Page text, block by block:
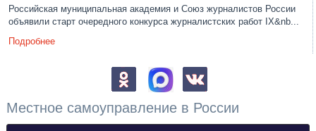
Российская муниципальная академия и Союз журналистов России
объявили старт очередного конкурса журналистских работ IX&nb...
Подробнее
Местное самоуправление в России